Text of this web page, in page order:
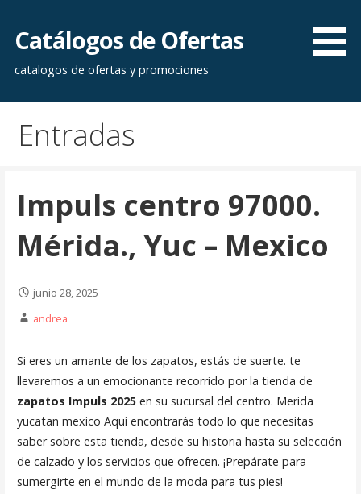
contenido
Catálogos de Ofertas
catalogos de ofertas y promociones
Entradas
Impuls centro 97000.
Mérida., Yuc – Mexico
junio 28, 2025
andrea
Si eres un amante de los zapatos, estás de suerte. te
llevaremos a un emocionante recorrido por la tienda de
zapatos Impuls 2025en su sucursal del centro. Merida
yucatan mexico Aquí encontrarás todo lo que necesitas
saber sobre esta tienda, desde su historia hasta su selección
de calzado y los servicios que ofrecen. ¡Prepárate para
sumergirte en el mundo de la moda para tus pies!